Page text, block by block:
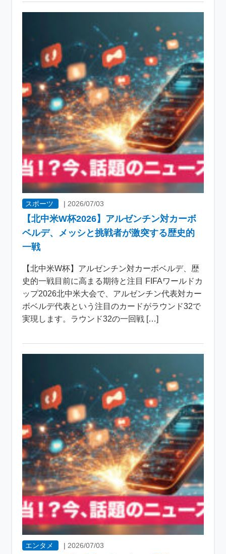
スポーツ | 2026/07/03
【北中米W杯2026】アルゼンチン対カーボ
ベルデ、メッシと挑戦者が激突する歴史的
一戦
【北中米W杯】アルゼンチン対カーボベルデ、歴
史的一戦目前に高まる期待と注目 FIFAワールドカ
ップ2026北中米大会で、アルゼンチン代表対カー
ボベルデ代表という注目のカードがラウンド32で
実現します。ラウンド32の一回戦 […]
エンタメ |2026/07/03